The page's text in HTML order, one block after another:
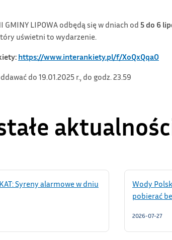
GMINY LIPOWA odbędą się w dniach od 5 do 6
uświetni to wydarzenie.
https://www.interankiety.pl/f/XoQxQqaO
do 19.01.2025 r., do godz. 23.59
Syreny alarmowe w dniu
Wody
pobierać
2026-07-27